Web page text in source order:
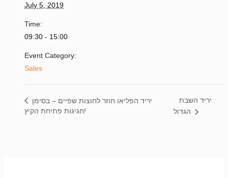
July 5, 2019
Time:
09:30 - 15:00
Event Category:
Sales
חגיגות פתיחת הקיץ!
יריד השבת